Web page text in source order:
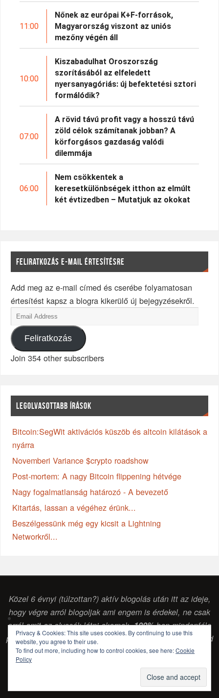
11:00
Nőnek az európai K+F-források,
Magyarország viszont az uniós
mezőny végén áll
10:00
Kiszabadulhat Oroszország
szorításából az elfeledett
nyersanyagóriás: új befektetési sztori
formálódik?
07:00
A rövid távú profit vagy a hosszú távú
zöld célok számítanak jobban? A
körforgásos gazdaság valódi
dilemmája
06:00
Nem csökkentek a
keresetkülönbségek itthon az elmúlt
két évtizedben – Mutatjuk az okokat
FELIRATKOZÁS E-MAIL ÉRTESÍTÉSRE
Add meg az e-mail címed és cserébe folyamatosan
értesítést kapsz a blogra kikerülő új bejegyzésekről.
Feliratkozás
Join 354 other subscribers
LEGOLVASOTTABB ÍRÁSOK
Bitcoin:SegWit aktivációs küszöb és altcoin kilátások a
nyárra
Novemberi Variance $crypto roadshow
Post-mortem: A nagy Bitcoin flippening hétvége
Nagy fogalmatlanság határozó - A bevezető
Kitartás, lassan a végéhez érünk...
Beszélgessünk még egy kicsit a Lightning
Networkről...
Közel 6 évnyi (túlzottan?) aktív blogolás után itt az ideje,
hogy végre arról blogoljak ami engem is érdekel, ne csak
arról amit az olvasók látni akarnak.100%-ban mindenféle
pénzintézettől vagy egyéb vállalkozástól független szabad
gondolkodású (sokszor laikus, de legalább) érdeklődő
blog. (Csabai Csaba, blogger...)
WORDPRESS.
Privacy & Cookies: This site uses cookies. By continuing to use this
website, you agree to their use.
To find out more, including how to control cookies, see here:Cookie
Policy